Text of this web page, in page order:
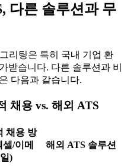
다른 솔루션과 무
리팅은 특히 국내 기업 환
받습니다. 다른 솔루션과 비
다음과 같습니다.
채용 vs. 해외 ATS
채용 방
/이메
일)
해외 ATS 솔루션